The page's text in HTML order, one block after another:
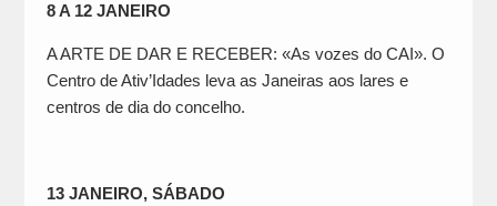
8 A 12 JANEIRO
A ARTE DE DAR E RECEBER: «As vozes do CAI». O
Centro de Ativ’Idades leva as Janeiras aos lares e
centros de dia do concelho.
13 JANEIRO, SÁBADO